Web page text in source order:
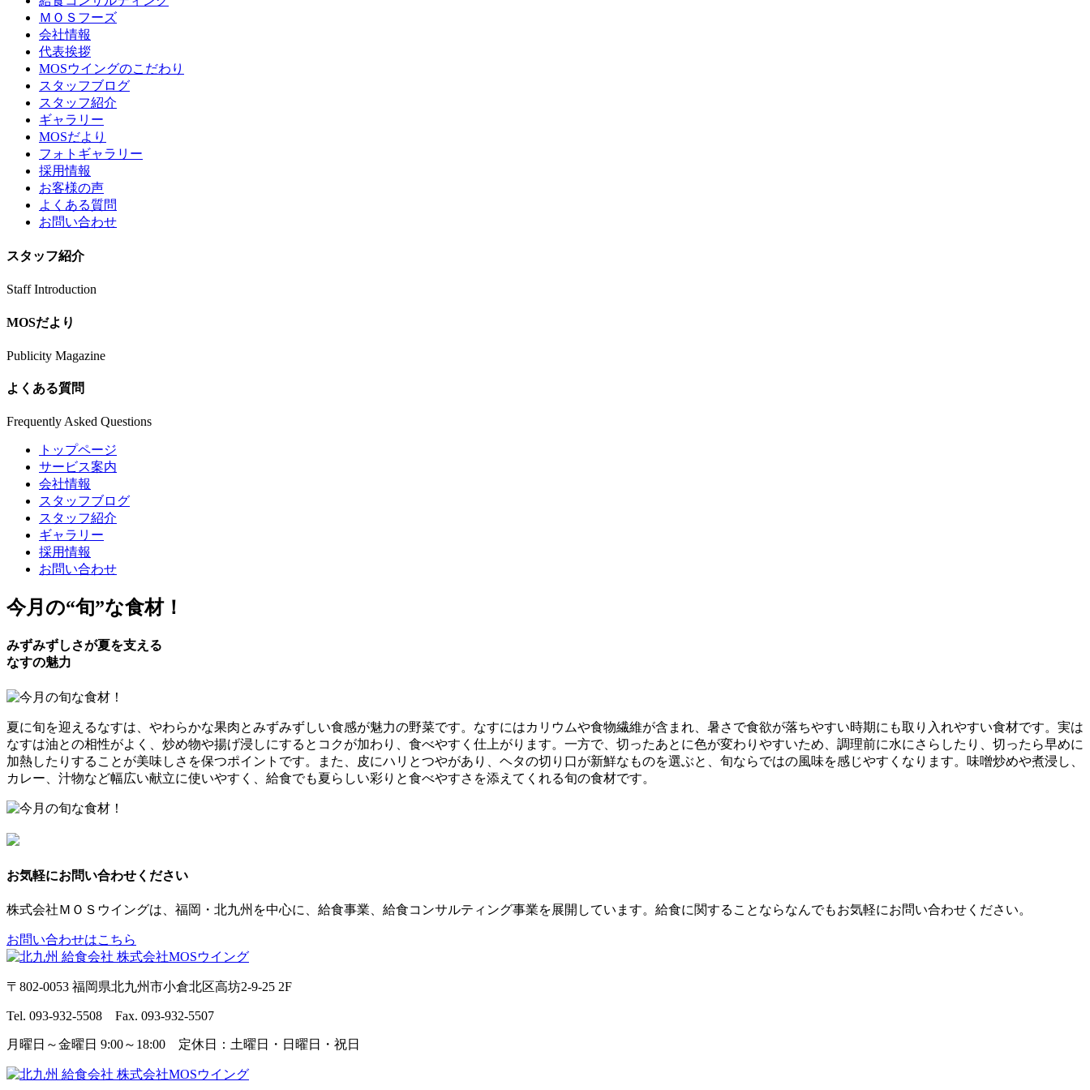
ＭＯＳフーズ
会社情報
代表挨拶
MOSウイングのこだわり
スタッフブログ
スタッフ紹介
ギャラリー
MOSだより
フォトギャラリー
採用情報
お客様の声
よくある質問
お問い合わせ
スタッフ紹介
Staff Introduction
MOSだより
Publicity Magazine
よくある質問
Frequently Asked Questions
トップページ
サービス案内
会社情報
スタッフブログ
スタッフ紹介
ギャラリー
採用情報
お問い合わせ
今月の“旬”な食材！
みずみずしさが夏を支える
なすの魅力
夏に旬を迎えるなすは、やわらかな果肉とみずみずしい食感が魅力の野菜です。なすにはカリウムや食物繊維が含まれ、暑さで食欲が落ちやすい時期にも取り入れやすい食材です。実は
なすは油との相性がよく、炒め物や揚げ浸しにするとコクが加わり、食べやすく仕上がります。一方で、切ったあとに色が変わりやすいため、調理前に水にさらしたり、切ったら早めに
加熱したりすることが美味しさを保つポイントです。また、皮にハリとつやがあり、ヘタの切り口が新鮮なものを選ぶと、旬ならではの風味を感じやすくなります。味噌炒めや煮浸し、
カレー、汁物など幅広い献立に使いやすく、給食でも夏らしい彩りと食べやすさを添えてくれる旬の食材です。
お気軽にお問い合わせください
株式会社ＭＯＳウイングは、福岡・北九州を中心に、給食事業、給食コンサルティング事業を展開しています。給食に関することならなんでもお気軽にお問い合わせください。
お問い合わせはこちら
〒802-0053 福岡県北九州市小倉北区高坊2-9-25 2F
Tel. 093-932-5508 Fax. 093-932-5507
月曜日～金曜日 9:00～18:00 定休日：土曜日・日曜日・祝日